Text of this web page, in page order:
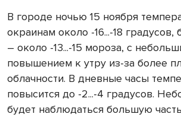
В городе ночью 15 ноября
окраинам около -16...-18
– около -13...-15 мороза, с
повышением к утру из-за более
облачности. В дневные часы
повысится до -2...-4 градусов.
будет наблюдаться большую